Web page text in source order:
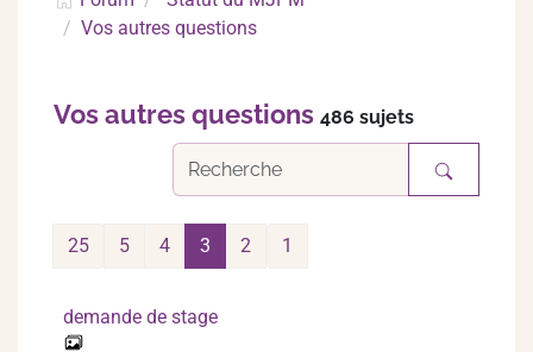
Vos autres questions
Vos autres questions 486 sujets
1
2
3
4
5
25
demande de stage